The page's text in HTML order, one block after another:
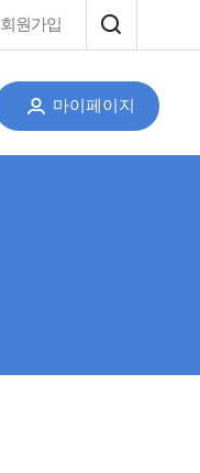
회원가입
마이페이지